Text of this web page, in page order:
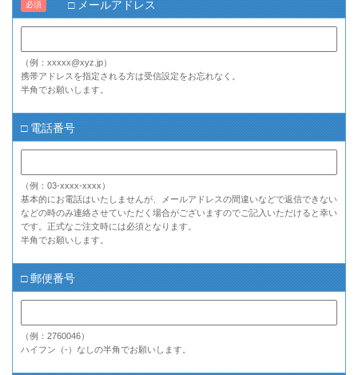
□ メールアドレス
必須
（例：xxxxx@xyz.jp）
携帯アドレスを指定される方は受信設定をお忘れなく。
半角でお願いします。
□ 電話番号
（例：03-xxxx-xxxx）
基本的にお電話はいたしませんが、メールアドレスの間違いなどで返信できない
などの時のみ連絡させていただく場合がございますのでご記入いただけると幸い
です。正式なご注文時には必須となります。
半角でお願いします。
□ 郵便番号
（例：2760046）
ハイフン（-）なしの半角でお願いします。